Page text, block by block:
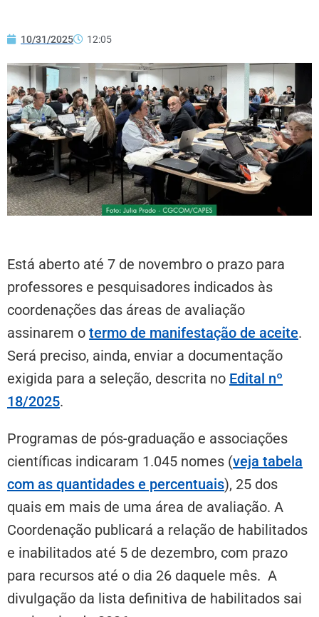
10/31/2025 12:05
Está aberto até 7 de novembro o prazo para
professores e pesquisadores indicados às
coordenações das áreas de avaliação
assinarem o termo de manifestação de aceite.
Será preciso, ainda, enviar a documentação
exigida para a seleção, descrita no Edital nº
18/2025.
Programas de pós-graduação e associações
científicas indicaram 1.045 nomes (veja tabela
com as quantidades e percentuais), 25 dos
quais em mais de uma área de avaliação. A
Coordenação publicará a relação de habilitados
e inabilitados até 5 de dezembro, com prazo
para recursos até o dia 26 daquele mês. A
divulgação da lista definitiva de habilitados sai